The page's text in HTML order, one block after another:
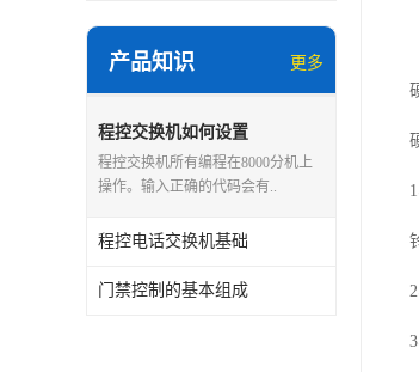
产品知识 更多
程控交换机如何设置
程控交换机所有编程在8000分机上
操作。输入正确的代码会有..
程控电话交换机基础
门禁控制的基本组成